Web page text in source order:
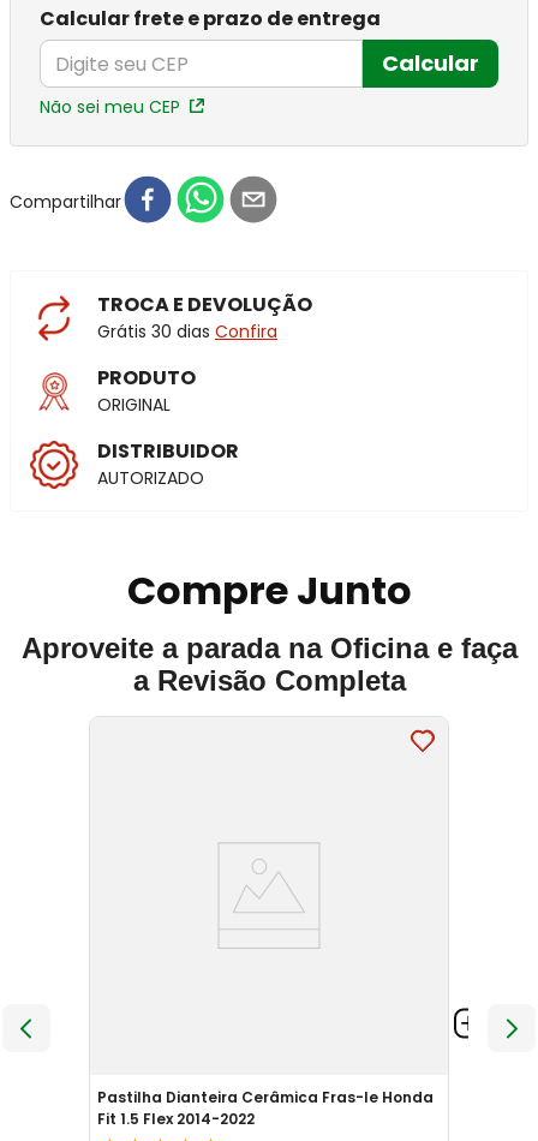
Calcular frete e prazo de entrega
Calcular
Não sei meu CEP
Compartilhar
TROCA E DEVOLUÇÃO
Grátis 30 dias Confira
PRODUTO
ORIGINAL
DISTRIBUIDOR
AUTORIZADO
Compre Junto
Aproveite a parada na Oficina e faça
a Revisão Completa
Pastilha Dianteira Cerâmica Fras-le Honda
Fit 1.5 Flex 2014-2022